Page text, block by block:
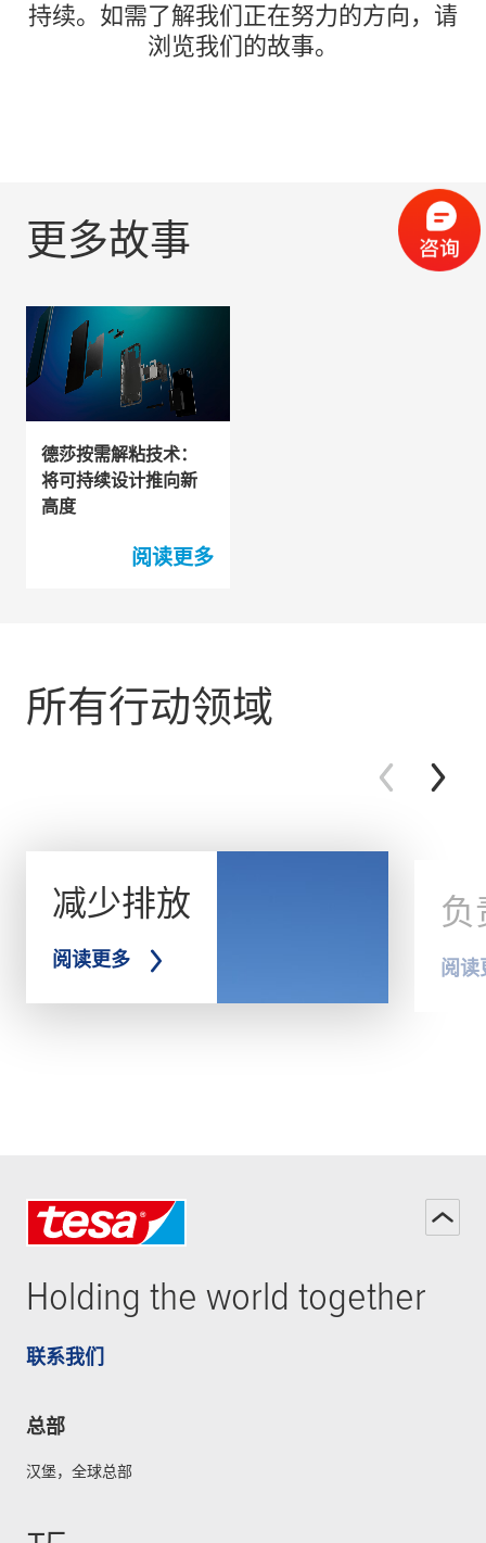
持续。如需了解我们正在努力的方向，请
浏览我们的故事。
RS Group与德莎如
何实现规模化、更
可持续的密封工程
更多故事
德莎按需解粘技术：
将可持续设计推向新
高度
阅读更多
所有行动领域
减少排放
阅读更多
负
阅读
Holding the world together
联系我们
总部
汉堡，全球总部